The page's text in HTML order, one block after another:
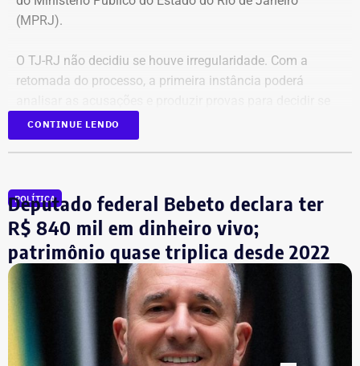
(MPRJ).
O TJ-RJ não decidiu se houve irregularidade. Com a
retomada do processo, a primeira instância poderá
houve uso indevido da publicidade oficial.
A ação popular, apresentada pelo advogado Fernando
Lyra Reis, aléga que a gestão Crivella usou perfis oficiais
da prefeitura em redes sociais, no Diário Oficial do
Município e em outros canais institucionais para divulgar
conteúdos que, segundo ação, iam além da informação
do poder público e promoviam pessoalmente o então
prefeito e integrantes do governo.
CONTINUE LENDO
POLÍTICA
Deputado federal Bebeto declara ter
R$ 840 mil em dinheiro vivo;
patrimônio quase triplica desde 2022